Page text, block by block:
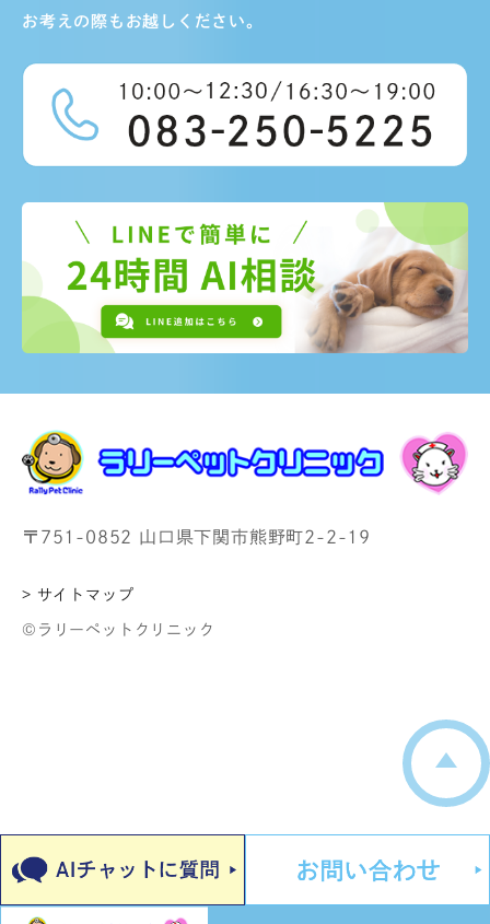
お考えの際もお越しください。
〒751-0852 山口県下関市熊野町2-2-19
> サイトマップ
©ラリーペットクリニック